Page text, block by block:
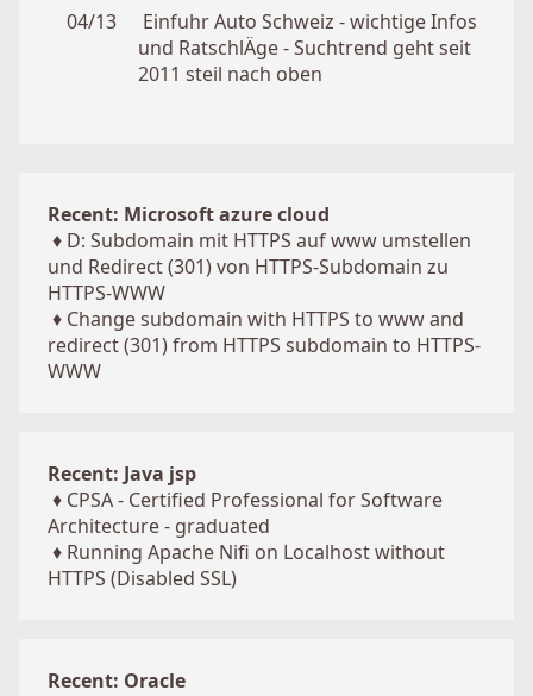
04/13
Einfuhr Auto Schweiz - wichtige Infos
und RatschlÄge - Suchtrend geht seit
2011 steil nach oben
Recent: Microsoft azure cloud
♦ D: Subdomain mit HTTPS auf www umstellen
und Redirect (301) von HTTPS-Subdomain zu
HTTPS-WWW
♦ Change subdomain with HTTPS to www and
redirect (301) from HTTPS subdomain to HTTPS-
WWW
Recent: Java jsp
♦ CPSA - Certified Professional for Software
Architecture - graduated
♦ Running Apache Nifi on Localhost without
HTTPS (Disabled SSL)
Recent: Oracle